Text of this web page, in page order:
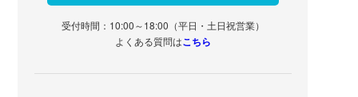
受付時間：10:00～18:00（平日・土日祝営業）
よくある質問はこちら